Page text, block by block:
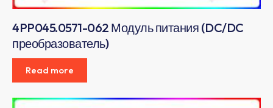
4PP045.0571-062 Модуль питания (DC/DC
преобразователь)
Read more